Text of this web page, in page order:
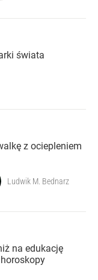
świata
z ociepleniem
Ludwik M. Bednarz
na edukację